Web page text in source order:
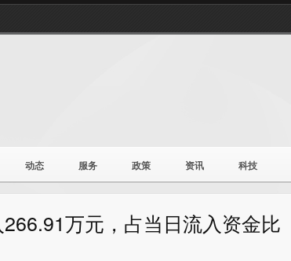
动态 服务 政策 资讯 科技
万元，占当日流入资金比